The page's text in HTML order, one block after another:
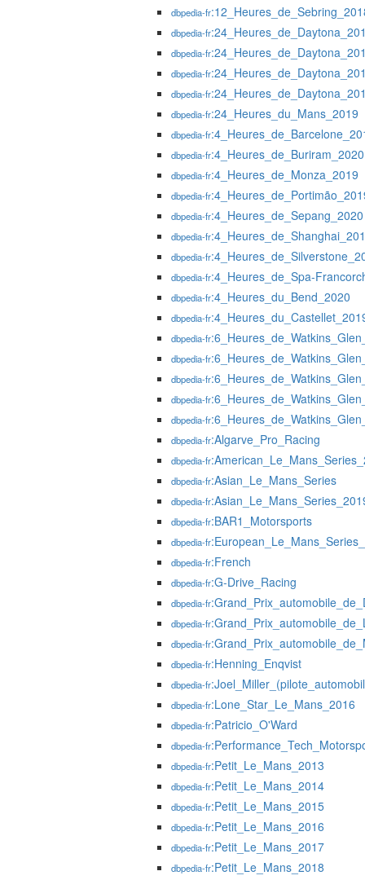
dbpedia-fr
dbpedia-fr
dbpedia-fr
dbpedia-fr
dbpedia-fr
dbpedia-fr:24_Heures_du_Mans_2019
dbpedia-fr
dbpedia-fr:4_Heures_de_Buriram_2020
dbpedia-fr:4_Heures_de_Monza_2019
dbpedia-fr
dbpedia-fr:4_Heures_de_Sepang_2020
dbpedia-fr
dbpedia-fr
dbpedia-fr:4_Heures_de_Spa-
dbpedia-fr:4_Heures_du_Bend_2020
dbpedia-fr
dbpedia-fr
dbpedia-fr
dbpedia-fr
dbpedia-fr
dbpedia-fr
dbpedia-fr:Algarve_Pro_Racing
dbpedia-fr
dbpedia-fr:Asian_Le_Mans_Series
dbpedia-fr
dbpedia-fr:BAR1_Motorsports
dbpedia-fr
dbpedia-fr:French
dbpedia-fr:G-Drive_Racing
dbpedia-fr
dbpedia-fr
dbpedia-fr
dbpedia-fr:Henning_Enqvist
dbpedia-fr
dbpedia-fr:Lone_Star_Le_Mans_2016
dbpedia-fr:Patricio_O'Ward
dbpedia-fr
dbpedia-fr:Petit_Le_Mans_2013
dbpedia-fr:Petit_Le_Mans_2014
dbpedia-fr:Petit_Le_Mans_2015
dbpedia-fr:Petit_Le_Mans_2016
dbpedia-fr:Petit_Le_Mans_2017
dbpedia-fr:Petit_Le_Mans_2018